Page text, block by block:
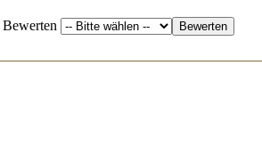
Bewerten